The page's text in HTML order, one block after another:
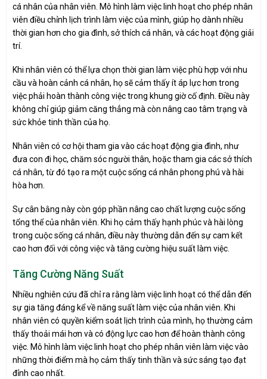
cá nhân của nhân viên. Mô hình làm việc linh hoạt cho phép nhân
viên điều chỉnh lịch trình làm việc của mình, giúp họ dành nhiều
thời gian hơn cho gia đình, sở thích cá nhân, và các hoạt động giải
trí.
Khi nhân viên có thể lựa chọn thời gian làm việc phù hợp với nhu
cầu và hoàn cảnh cá nhân, họ sẽ cảm thấy ít áp lực hơn trong
việc phải hoàn thành công việc trong khung giờ cố định. Điều này
không chỉ giúp giảm căng thẳng mà còn nâng cao tâm trạng và
sức khỏe tinh thần của họ.
Nhân viên có cơ hội tham gia vào các hoạt động gia đình, như
đưa con đi học, chăm sóc người thân, hoặc tham gia các sở thích
cá nhân, từ đó tạo ra một cuộc sống cá nhân phong phú và hài
hòa hơn.
Sự cân bằng này còn góp phần nâng cao chất lượng cuộc sống
tổng thể của nhân viên. Khi họ cảm thấy hạnh phúc và hài lòng
trong cuộc sống cá nhân, điều này thường dẫn đến sự cam kết
cao hơn đối với công việc và tăng cường hiệu suất làm việc.
Tăng Cường Năng Suất
Nhiều nghiên cứu đã chỉ ra rằng làm việc linh hoạt có thể dẫn đến
sự gia tăng đáng kể về năng suất làm việc của nhân viên. Khi
nhân viên có quyền kiểm soát lịch trình của mình, họ thường cảm
thấy thoải mái hơn và có động lực cao hơn để hoàn thành công
việc. Mô hình làm việc linh hoạt cho phép nhân viên làm việc vào
những thời điểm mà họ cảm thấy tinh thần và sức sáng tạo đạt
đỉnh cao nhất.